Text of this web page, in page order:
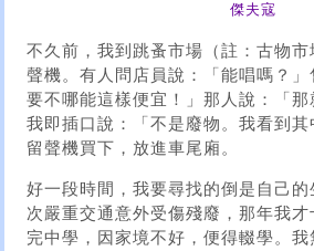
傑夫寇
不久前，我到跳蚤市場（註：古物
聲機。有人問店員說：「能唱嗎？」
要不哪能這樣便宜！」那人說：「那
我即插口說：「不是廢物。我看到
留聲機買下，放進車尾廂。
好一段時間，我要尋找的倒是自己
次嚴重交通意外受傷殘廢，那年我
完中學，因家境不好，便得輟學。